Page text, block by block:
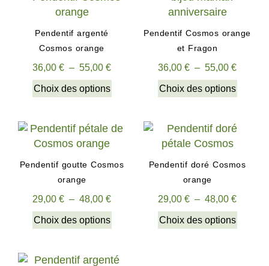
Pendentif argenté
Cosmos orange
36,00 € – 55,00 €
Choix des options
Pendentif Cosmos orange
et Fragon
36,00 € – 55,00 €
Choix des options
Pendentif goutte Cosmos
orange
29,00 € – 48,00 €
Choix des options
Pendentif doré Cosmos
orange
29,00 € – 48,00 €
Choix des options